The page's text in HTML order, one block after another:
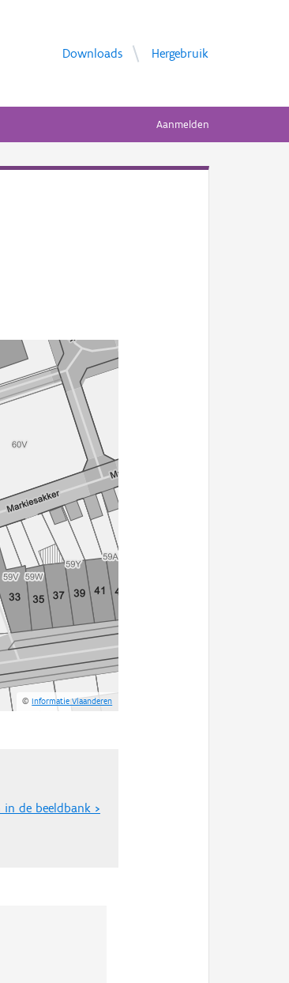
Downloads Hergebruik
Aanmelden
©Informatie Vlaanderen
in de beeldbank >